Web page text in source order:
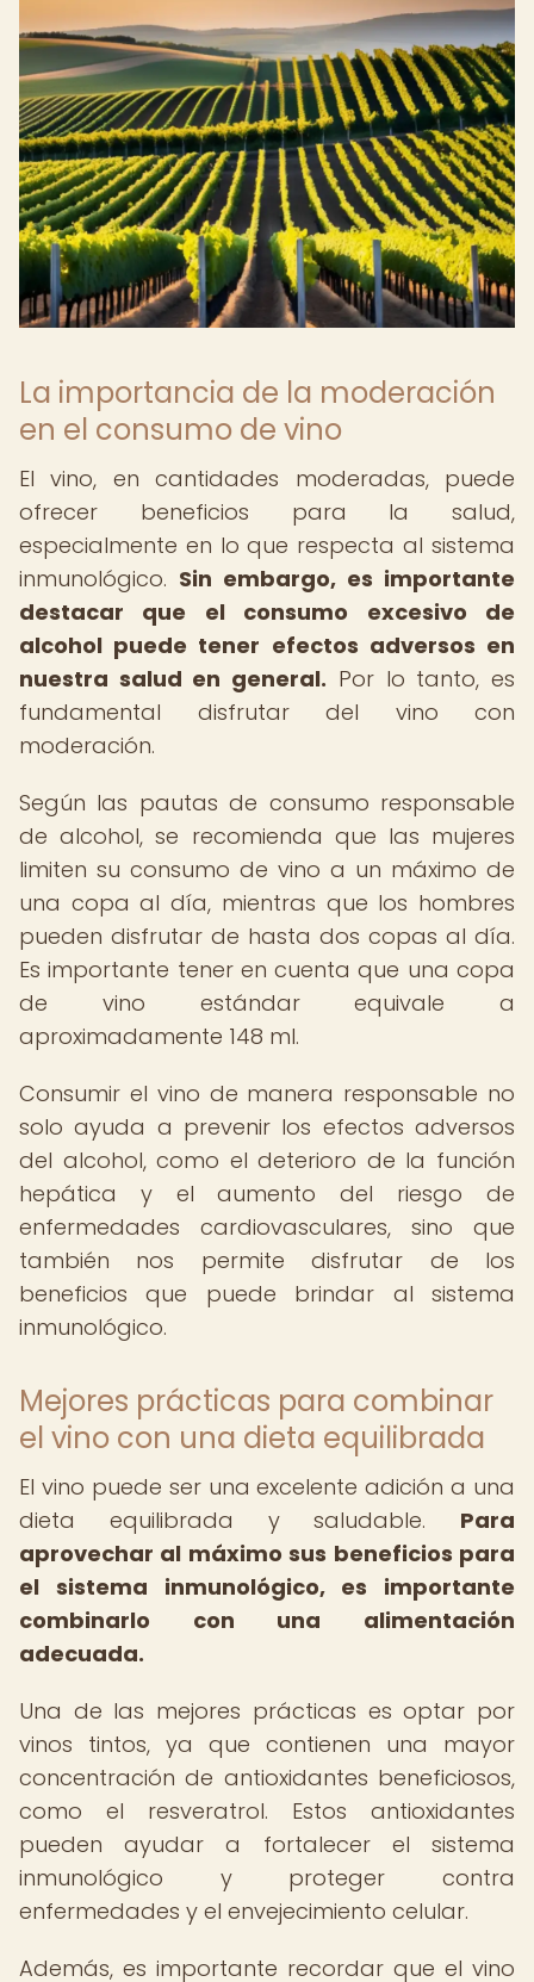
La importancia de la moderación
en el consumo de vino
El vino, en cantidades moderadas, puede
ofrecer beneficios para la salud,
especialmente en lo que respecta al sistema
inmunológico. Sin embargo, es importante
destacar que el consumo excesivo de
alcohol puede tener efectos adversos en
nuestra salud en general. Por lo tanto, es
fundamental disfrutar del vino con
moderación.
Según las pautas de consumo responsable
de alcohol, se recomienda que las mujeres
limiten su consumo de vino a un máximo de
una copa al día, mientras que los hombres
pueden disfrutar de hasta dos copas al día.
Es importante tener en cuenta que una copa
de vino estándar equivale a
aproximadamente 148 ml.
Consumir el vino de manera responsable no
solo ayuda a prevenir los efectos adversos
del alcohol, como el deterioro de la función
hepática y el aumento del riesgo de
enfermedades cardiovasculares, sino que
también nos permite disfrutar de los
beneficios que puede brindar al sistema
inmunológico.
Mejores prácticas para combinar
el vino con una dieta equilibrada
El vino puede ser una excelente adición a una
dieta equilibrada y saludable. Para
aprovechar al máximo sus beneficios para
el sistema inmunológico, es importante
combinarlo con una alimentación
adecuada.
Una de las mejores prácticas es optar por
vinos tintos, ya que contienen una mayor
concentración de antioxidantes beneficiosos,
como el resveratrol. Estos antioxidantes
pueden ayudar a fortalecer el sistema
inmunológico y proteger contra
enfermedades y el envejecimiento celular.
Además, es importante recordar que el vino